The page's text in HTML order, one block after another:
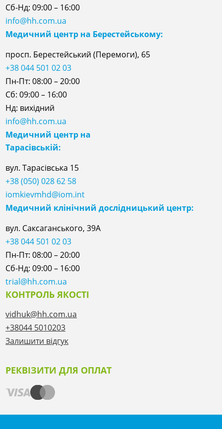
Сб-Нд: 09:00 – 16:00
info@hh.com.ua
Медичний центр на Берестейському:
просп. Берестейський (Перемоги), 65
+38 044 501 02 03
Пн-Пт: 08:00 – 20:00
Сб: 09:00 – 16:00
Нд: вихідний
info@hh.com.ua
Медичний центр на
Тарасівській:
вул. Тарасівська 15
+38 (050) 028 62 58
iomkievmhd@iom.int
Медичний клінічний дослідницький центр:
вул. Саксаганського, 39А
+38 044 501 02 03
Пн-Пт: 08:00 – 20:00
Сб-Нд: 09:00 – 16:00
trial@hh.com.ua
КОНТРОЛЬ ЯКОСТІ
vidhuk@hh.com.ua
+38044 5010203
Залишити відгук
РЕКВІЗИТИ ДЛЯ ОПЛАТ